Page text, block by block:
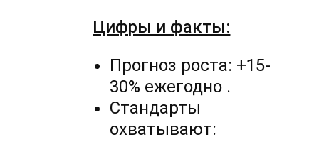
Цифры и факты:
Прогноз роста: +15-
30% ежегодно .
Стандарты
охватывают: